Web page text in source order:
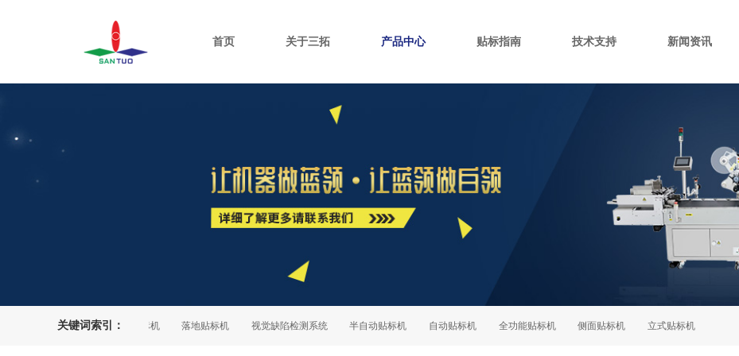
首页 关于三拓 产品中心 贴标指南 技术支持 新闻资讯
关键词索引：
在线打印贴标机 落地贴标机 视觉缺陷检测系统 半自动贴标机 自动贴标机 全功能贴标机 侧面贴标机 立式贴标机